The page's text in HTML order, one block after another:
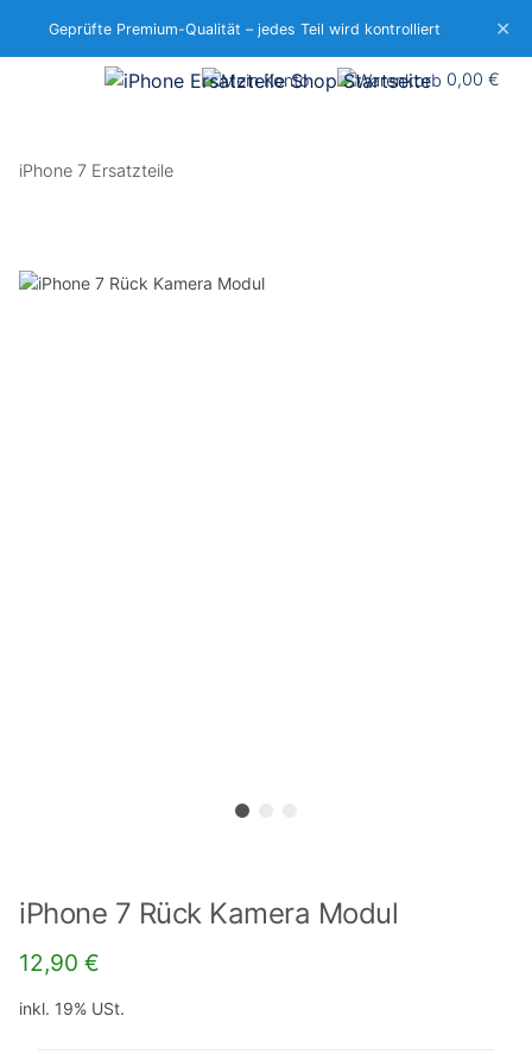
Geprüfte Premium-Qualität – jedes Teil wird kontrolliert ✕
0,00 €
iPhone 7 Ersatzteile
iPhone 7 Rück Kamera Modul
12,90 €
inkl. 19% USt.